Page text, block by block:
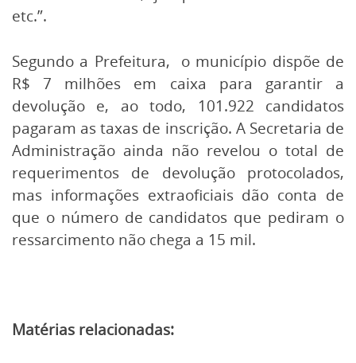
etc.”.
Segundo a Prefeitura, o município dispõe de
R$ 7 milhões em caixa para garantir a
devolução e, ao todo, 101.922 candidatos
pagaram as taxas de inscrição. A Secretaria de
Administração ainda não revelou o total de
requerimentos de devolução protocolados,
mas informações extraoficiais dão conta de
que o número de candidatos que pediram o
ressarcimento não chega a 15 mil.
Matérias relacionadas: